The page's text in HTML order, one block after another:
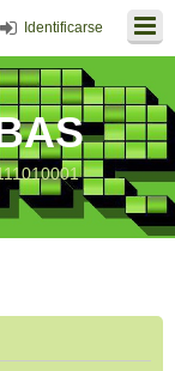
Identificarse